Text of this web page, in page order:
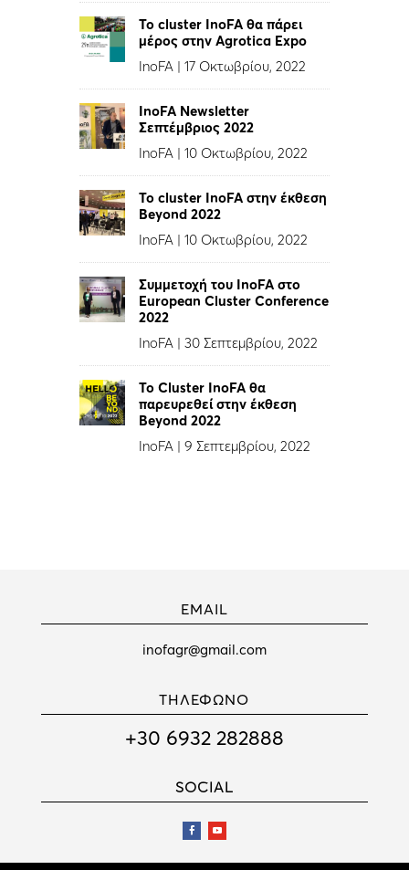
Το cluster InoFA θα πάρει
μέρος στην Agrotica Expo
InoFA |17 Οκτωβρίου, 2022
InoFA Newsletter
Σεπτέμβριος 2022
InoFA |10 Οκτωβρίου, 2022
Το cluster InoFA στην έκθεση
Beyond 2022
InoFA |10 Οκτωβρίου, 2022
Συμμετοχή του InoFA στο
European Cluster Conference
2022
InoFA |30 Σεπτεμβρίου, 2022
Το Cluster InoFA θα
παρευρεθεί στην έκθεση
Beyond 2022
InoFA |9 Σεπτεμβρίου, 2022
EMAIL
inofagr@gmail.com
ΤΗΛΕΦΩΝΟ
+30 6932 282888
SOCIAL